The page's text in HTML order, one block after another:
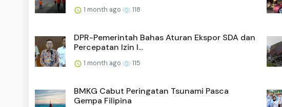
1 month ago 118
DPR-Pemerintah Bahas Aturan Ekspor SDA dan
Percepatan Izin I...
1 month ago 115
BMKG Cabut Peringatan Tsunami Pasca
Gempa Filipina